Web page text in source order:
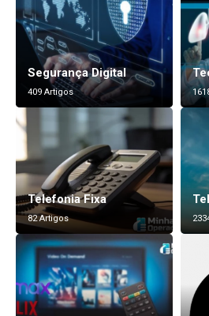
Segurança Digital
409 Artigos
Telefonia Fixa
82 Artigos